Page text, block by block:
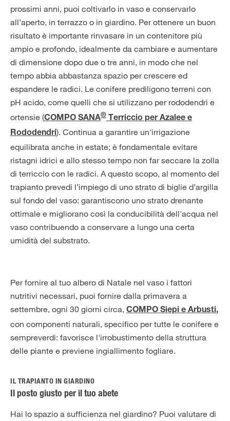
prossimi anni, puoi coltivarlo in vaso e conservarlo
all’aperto, in terrazzo o in giardino. Per ottenere un buon
risultato è importante rinvasare in un contenitore più
ampio e profondo, idealmente da cambiare e aumentare
di dimensione dopo due o tre anni, in modo che nel
tempo abbia abbastanza spazio per crescere ed
espandere le radici. Le conifere prediligono terreni con
pH acido, come quelli che si utilizzano per rododendri e
ortensie (COMPO SANA® Terriccio per Azalee e
Rododendri). Continua a garantire un'irrigazione
equilibrata anche in estate; è fondamentale evitare
ristagni idrici e allo stesso tempo non far seccare la zolla
di terriccio con le radici. A questo scopo, al momento del
trapianto prevedi l’impiego di uno strato di biglie d’argilla
sul fondo del vaso: garantiscono uno strato drenante
ottimale e migliorano così la conducibilità dell'acqua nel
vaso contribuendo a conservare a lungo una certa
umidità del substrato.
Per fornire al tuo albero di Natale nel vaso i fattori
nutritivi necessari, puoi fornire dalla primavera a
settembre, ogni 30 giorni circa, COMPO Siepi e Arbusti,
con componenti naturali, specifico per tutte le conifere e
sempreverdi: favorisce l'irrobustimento della struttura
delle piante e previene ingiallimento fogliare.
IL TRAPIANTO IN GIARDINO
Il posto giusto per il tuo abete
Hai lo spazio a sufficienza nel giardino? Puoi valutare di